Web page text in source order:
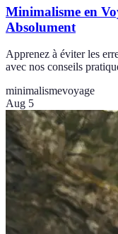
Minimalisme en
Absolument
Apprenez à éviter les
avec nos conseils
minimalismevoyage
Aug 5